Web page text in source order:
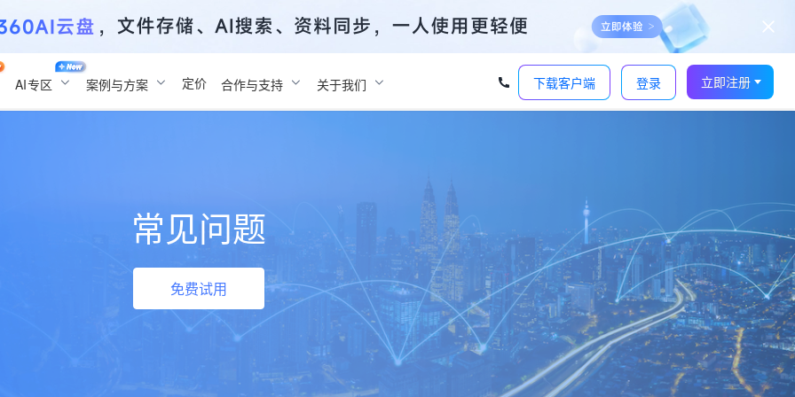
AI专区 案例与方案 定价 合作与支持 关于我们 下载客户端 登录 立即注册
常见问题
免费试用